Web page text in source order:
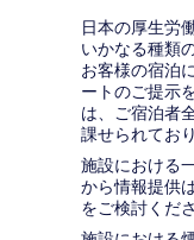
日本の厚生労
いかなる種類
お客様の宿泊
ートのご提示
は、ご宿泊者
課せられてお
施設における
から情報提供
をご検討くださ